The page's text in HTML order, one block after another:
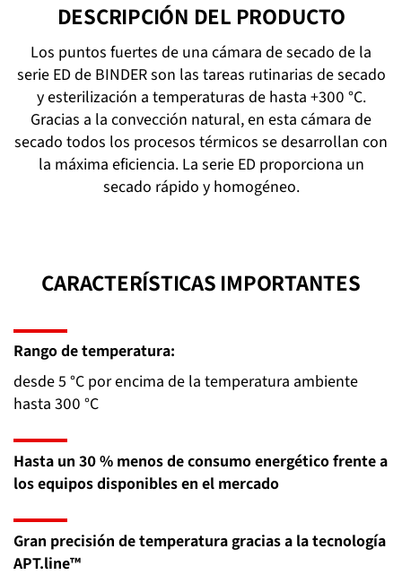
DESCRIPCIÓN DEL PRODUCTO
Los puntos fuertes de una cámara de secado de la
serie ED de BINDER son las tareas rutinarias de secado
y esterilización a temperaturas de hasta +300 °C.
Gracias a la convección natural, en esta cámara de
secado todos los procesos térmicos se desarrollan con
la máxima eficiencia. La serie ED proporciona un
secado rápido y homogéneo.
CARACTERÍSTICAS IMPORTANTES
Rango de temperatura:
desde 5 °C por encima de la temperatura ambiente
hasta 300 °C
Hasta un 30 % menos de consumo energético frente a
los equipos disponibles en el mercado
Gran precisión de temperatura gracias a la tecnología
APT.line™